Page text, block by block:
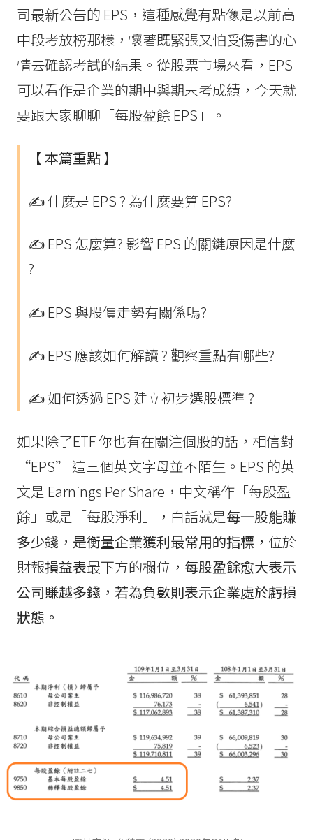
司最新公告的 EPS，這種感覺有點像是以前高
中段考放榜那樣，懷著既緊張又怕受傷害的心
情去確認考試的結果。從股票市場來看，EPS
可以看作是企業的期中與期末考成績，今天就
要跟大家聊聊「每股盈餘 EPS」。
【 本篇重點 】
✍ 什麼是 EPS ? 為什麼要算 EPS?
✍ EPS 怎麼算? 影響 EPS 的關鍵原因是什麼
?
✍ EPS 與股價走勢有關係嗎?
✍ EPS 應該如何解讀 ? 觀察重點有哪些?
✍ 如何透過 EPS 建立初步選股標準 ?
如果除了ETF 你也有在關注個股的話，相信對
“EPS” 這三個英文字母並不陌生。EPS 的英
文是 Earnings Per Share，中文稱作「每股盈
餘」或是「每股淨利」，白話就是每一股能賺
多少錢 ， 是衡量企業獲利最常用的指標 ，位於
財報損益表最下方的欄位， 每股盈餘愈大表示
公司賺越多錢，若為負數則表示企業處於虧損
狀態。